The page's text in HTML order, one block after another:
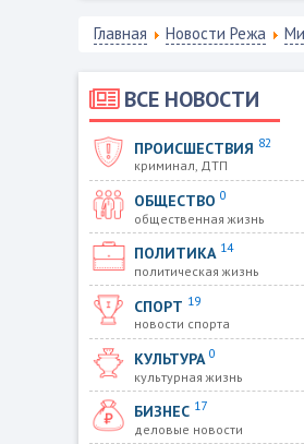
Главная Новости Режа
ВСЕ НОВОСТИ
ПРОИСШЕСТВИЯ 82
криминал, ДТП
ОБЩЕСТВО 0
общественная жизнь
ПОЛИТИКА 14
политическая жизнь
СПОРТ 19
новости спорта
КУЛЬТУРА 0
культурная жизнь
БИЗНЕС 17
деловые новости